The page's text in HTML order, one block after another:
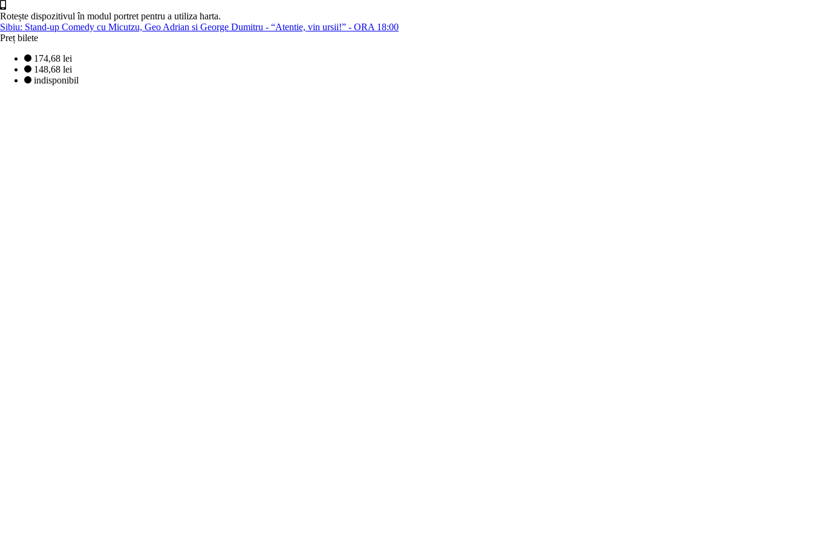
Rotește dispozitivul în modul portret pentru a utiliza harta.
Sibiu: Stand-up Comedy cu Micutzu, Geo Adrian si George Dumitru - “Atentie, vin ursii!” - ORA 18:00
Preț bilete
174,68 lei
148,68 lei
indisponibil